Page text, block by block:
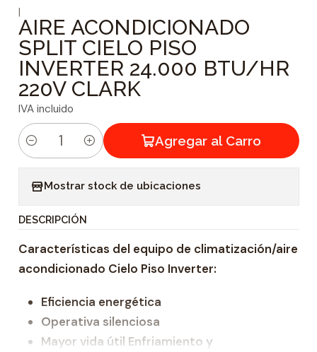
|
AIRE ACONDICIONADO
SPLIT CIELO PISO
INVERTER 24.000 BTU/HR
220V CLARK
IVA incluido
C
i
d
a
Agregar al Carro
Mostrar stock de ubicaciones
DESCRIPCIÓN
Características del equipo de climatización/aire
acondicionado Cielo Piso Inverter:
Eficiencia energética
Operativa silenciosa
Mayor vida útil Enfriamiento y